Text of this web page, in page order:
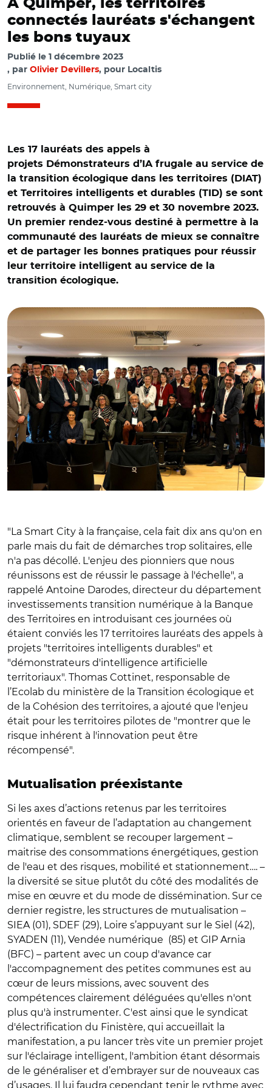
A Quimper, les territoires
connectés lauréats s'échangent
les bons tuyaux
Publié le 1 décembre 2023
par Olivier Devillers, pour Localtis
Environnement, Numérique, Smart city
Les 17 lauréats des appels à
projets Démonstrateurs d’IA frugale au service de
la transition écologique dans les territoires (DIAT)
et Territoires intelligents et durables (TID) se sont
retrouvés à Quimper les 29 et 30 novembre 2023.
Un premier rendez-vous destiné à permettre à la
communauté des lauréats de mieux se connaître
et de partager les bonnes pratiques pour réussir
leur territoire intelligent au service de la
transition écologique.
"La Smart City à la française, cela fait dix ans qu'on en
parle mais du fait de démarches trop solitaires, elle
n'a pas décollé. L'enjeu des pionniers que nous
réunissons est de réussir le passage à l'échelle", a
rappelé Antoine Darodes, directeur du département
investissements transition numérique à la Banque
des Territoires en introduisant ces journées où
étaient conviés les 17 territoires lauréats des appels à
projets "territoires intelligents durables" et
"démonstrateurs d'intelligence artificielle
territoriaux". Thomas Cottinet, responsable de
l’Ecolab du ministère de la Transition écologique et
de la Cohésion des territoires, a ajouté que l'enjeu
était pour les territoires pilotes de "montrer que le
risque inhérent à l'innovation peut être
récompensé".
Mutualisation préexistante
Si les axes d’actions retenus par les territoires
orientés en faveur de l’adaptation au changement
climatique, semblent se recouper largement –
maitrise des consommations énergétiques, gestion
de l'eau et des risques, mobilité et stationnement…. –
la diversité se situe plutôt du côté des modalités de
mise en œuvre et du mode de dissémination. Sur ce
dernier registre, les structures de mutualisation –
SIEA (01), SDEF (29), Loire s’appuyant sur le Siel (42),
SYADEN (11), Vendée numérique (85) et GIP Arnia
(BFC) – partent avec un coup d'avance car
l'accompagnement des petites communes est au
cœur de leurs missions, avec souvent des
compétences clairement déléguées qu'elles n'ont
plus qu'à instrumenter. C'est ainsi que le syndicat
d'électrification du Finistère, qui accueillait la
manifestation, a pu lancer très vite un premier projet
sur l'éclairage intelligent, l'ambition étant désormais
de le généraliser et d’embrayer sur de nouveaux cas
d’usages. Il lui faudra cependant tenir le rythme avec